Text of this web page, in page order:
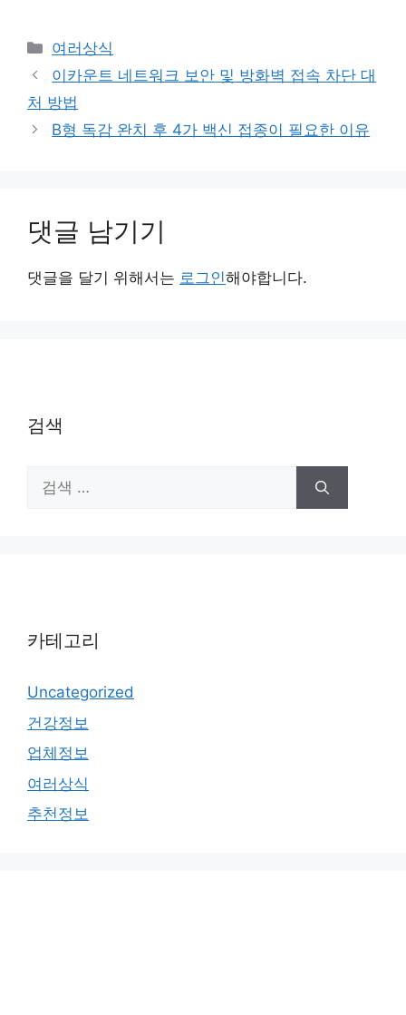
카
테
리
여러상식
이카운트 네트워크 보안 및 방화벽 접속 차단 대
처 방법
B형 독감 완치 후 4가 백신 접종이 필요한 이유
댓글 남기기
댓글을 달기 위해서는 로그인해야합니다.
검색
색:
카테고리
Uncategorized
건강정보
업체정보
여러상식
추천정보